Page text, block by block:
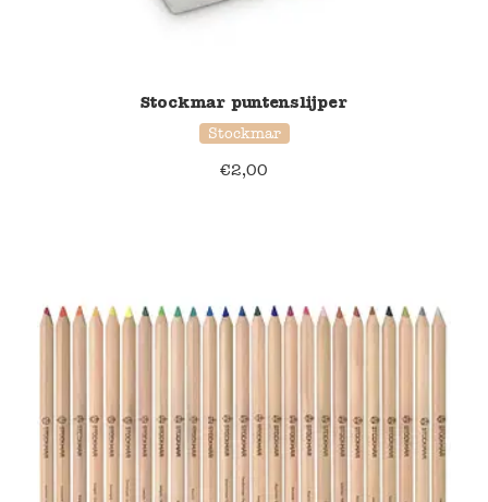
Stockmar puntenslijper
Stockmar
€2,00